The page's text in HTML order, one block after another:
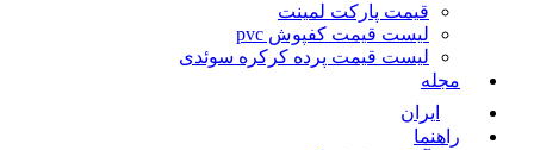
قیمت پارکت لمینت
لیست قیمت کفپوش pvc
لیست قیمت پرده کرکره سوئدی
مجله
ایران
راهنما